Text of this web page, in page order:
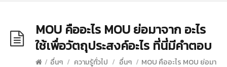
MOU คืออะไร MOU ย่อมาจาก อะไร
ใช้เพื่อวัตถุประสงค์อะไร ที่นี่มีคำตอบ
/ อื่นๆ / ความรู้ทั่วไป / อื่นๆ / MOU คืออะไร MOU ย่อมา